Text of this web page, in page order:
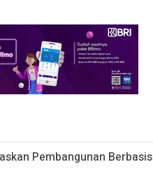
Pembangunan Berbasis